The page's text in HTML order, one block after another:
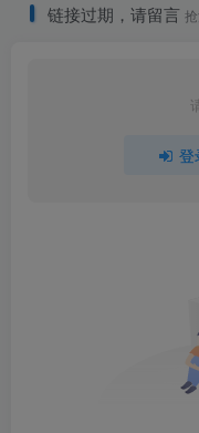
链接过期，请留言
登